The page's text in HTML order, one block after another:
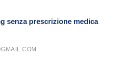
senza prescrizione medica